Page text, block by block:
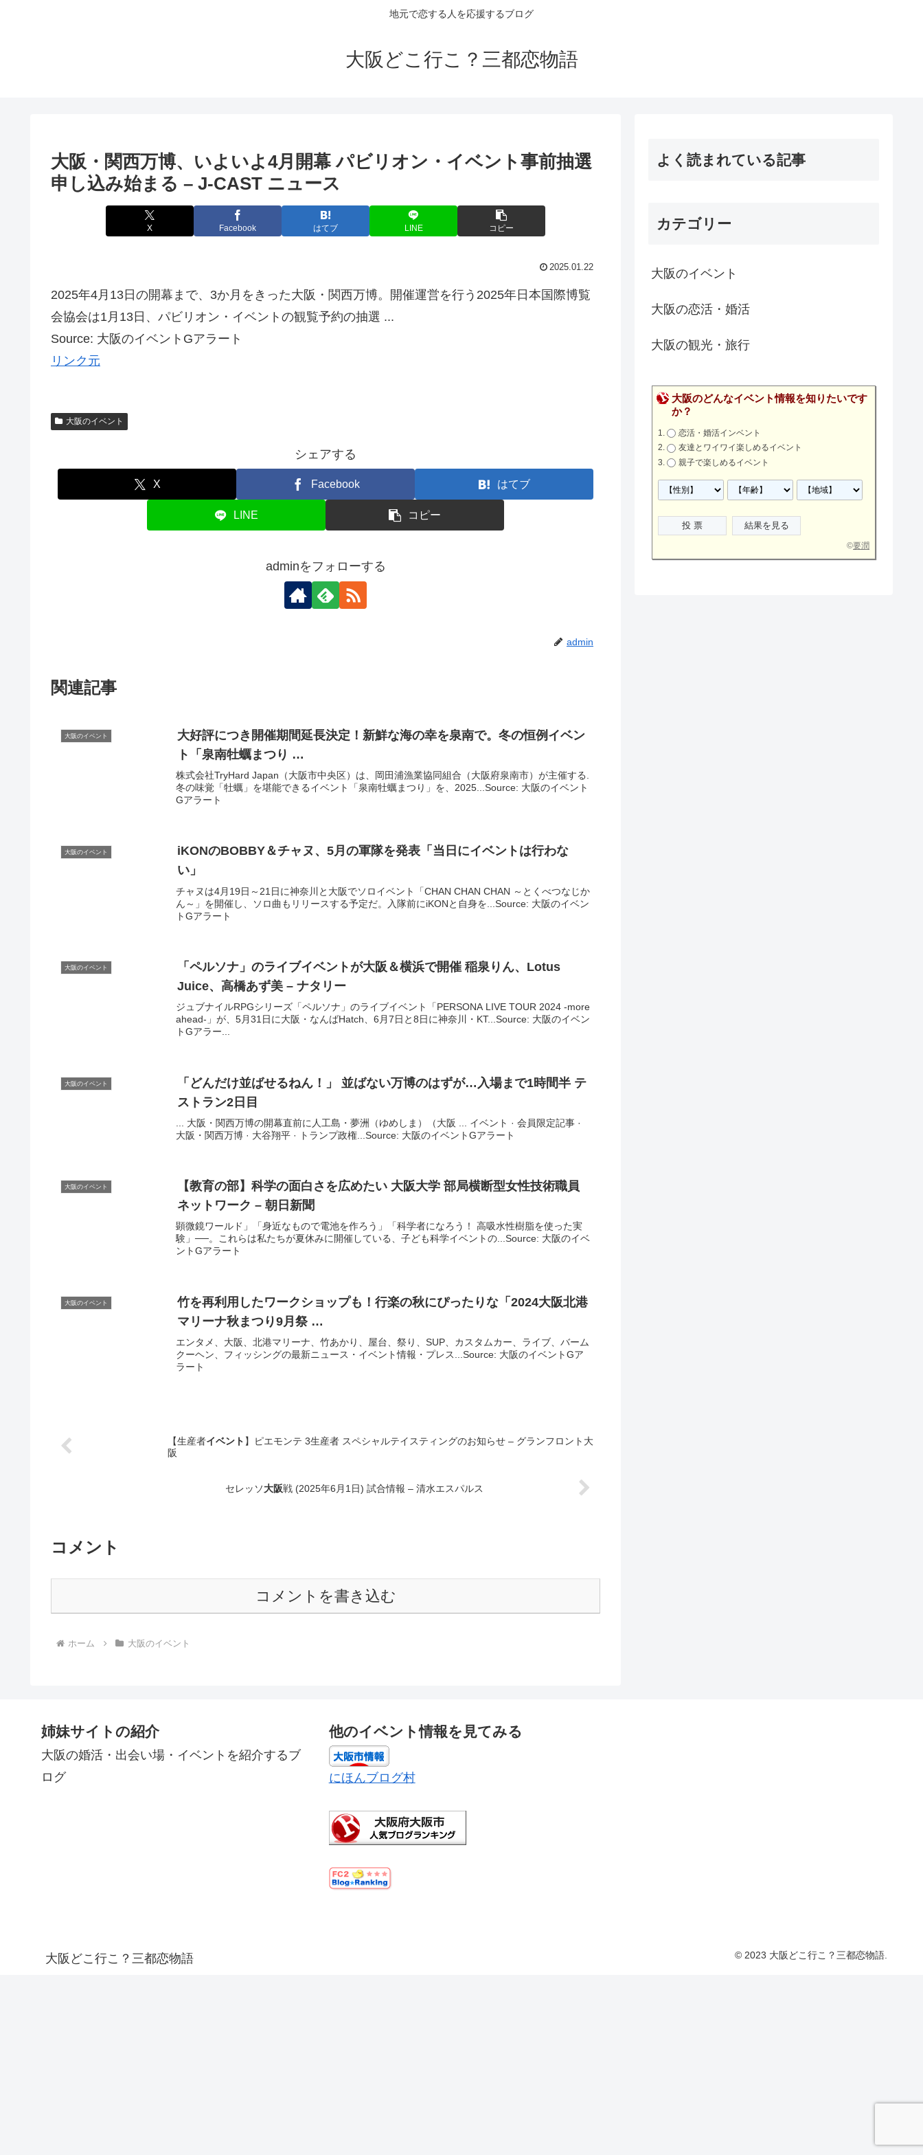
地元で恋する人を応援するブログ
大阪どこ行こ？三都恋物語
大阪 ・関西万博、いよいよ4月開幕 パビリオン・ イベント 事前抽選
申し込み始まる – J-CAST ニュース
X Facebook はてブ LINE コピー
2025.01.22
2025年4月13日の開幕まで、3か月をきった大阪・関西万博。開催運営を行う2025年日本国際博覧
会協会は1月13日、パビリオン・イベントの観覧予約の抽選 ...
Source: 大阪のイベントGアラート
リンク元
大阪のイベント
シェアする
X Facebook はてブ
LINE コピー
adminをフォローする
admin
関連記事
大阪のイベント 大好評につき開催期間延長決定！新鮮な海の幸を泉南で。冬の恒例 イベン
ト
「泉南牡蠣まつり …
株式会社TryHard Japan（大阪市中央区）は、岡田浦漁業協同組合（大阪府泉南市）が主催する.
冬の味覚「牡蠣」を堪能できるイベント「泉南牡蠣まつり」を、2025...Source: 大阪のイベント
Gアラート
大阪のイベント iKONのBOBBY＆チャヌ、5月の軍隊を発表「当日にイベント は行わな
い」
チャヌは4月19日～21日に神奈川と大阪でソロイベント「CHAN CHAN CHAN ～とくべつなじか
ん～」を開催し、ソロ曲もリリースする予定だ。入隊前にiKONと自身を...Source: 大阪のイベン
トGアラート
大阪のイベント 「ペルソナ」のライブイベント が大阪 ＆横浜で開催 稲泉りん、Lotus
Juice、高橋あず美 – ナタリー
ジュブナイルRPGシリーズ「ペルソナ」のライブイベント「PERSONA LIVE TOUR 2024 -more
ahead-」が、5月31日に大阪・なんばHatch、6月7日と8日に神奈川・KT...Source: 大阪のイベン
トGアラー...
大阪のイベント
「どんだけ並ばせるねん！」 並ばない万博のはずが…入場まで1時間半 テ
ストラン2日目
... 大阪・関西万博の開幕直前に人工島・夢洲（ゆめしま）（大阪 ... イベント · 会員限定記事 ·
大阪・関西万博 · 大谷翔平 · トランプ政権...Source: 大阪のイベントGアラート
大阪のイベント 【教育の部】科学の面白さを広めたい 大阪大学 部局横断型女性技術職員
ネットワーク – 朝日新聞
顕微鏡ワールド」「身近なもので電池を作ろう」「科学者になろう！ 高吸水性樹脂を使った実
験」──。これらは私たちが夏休みに開催している、子ども科学イベントの...Source: 大阪のイベ
ントGアラート
大阪のイベント 竹を再利用したワークショップも！行楽の秋にぴったりな「2024大阪北港
マリーナ秋まつり9月祭 …
エンタメ、大阪、北港マリーナ、竹あかり、屋台、祭り、SUP、カスタムカー、ライブ、バーム
クーヘン、フィッシングの最新ニュース・イベント情報・プレス...Source: 大阪のイベントGア
ラート
【生産者イベント 】ピエモンテ 3生産者 スペシャルテイスティングのお知らせ – グランフロント大
阪
セレッソ大阪戦 (2025年6月1日) 試合情報 – 清水エスパルス
コメント
コメントを書き込む
ホーム 大阪のイベント
よく読まれている記事
カテゴリー
大阪のイベント
大阪の恋活・婚活
大阪の観光・旅行
大阪のどんなイベント情報を知りたいです
か？
恋活・婚活インベント
友達とワイワイ楽しめるイベント
親子で楽しめるイベント
©要潤
姉妹サイトの紹介
大阪の婚活・出会い場・イベントを紹介するブ
ログ
他のイベント情報を見てみる
にほんブログ村
大阪どこ行こ？三都恋物語 © 2023 大阪どこ行こ？三都恋物語.